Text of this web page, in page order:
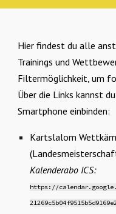
Hier findest du alle
Trainings und
Filtermöglichkeit, um
Über die Links kannst
Smartphone einbinden:
Kartslalom
Kalenderabo ICS:
https://